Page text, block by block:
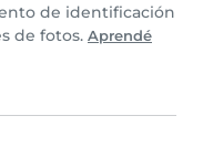
de identificación
de fotos. Aprendé